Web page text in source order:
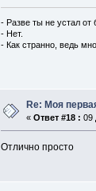
- Разве ты не устал от
- Нет.
- Как странно, ведь
Re: Моя
«Ответ #18 : 09
Отлично просто